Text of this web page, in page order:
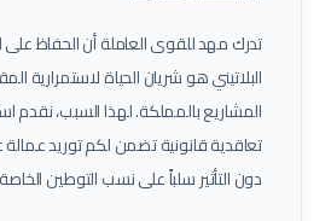
تدرك مهد للقوى العاملة أن الحفاظ على
البلاتيني هو شريان الحياة لاستمرارية
المشاريع بالمملكة. لهذا السبب، نقدم
تعاقدية قانونية تضمن لكم توريد عمالة
دون التأثير سلباً على نسب التوطين